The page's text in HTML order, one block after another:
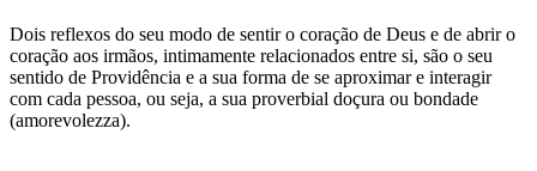
Dois reflexos do seu modo de sentir o coração de Deus e de abrir o
coração aos irmãos, intimamente relacionados entre si, são o seu
sentido de Providência e a sua forma de se aproximar e interagir
com cada pessoa, ou seja, a sua proverbial doçura ou bondade
(amorevolezza).